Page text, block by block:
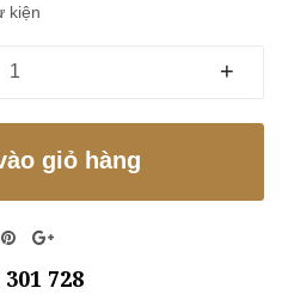
kiện
+
giỏ hàng
301 728